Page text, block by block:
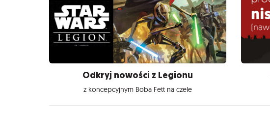
Odkryj nowości z Legionu
z koncepcyjnym Boba Fett na czele